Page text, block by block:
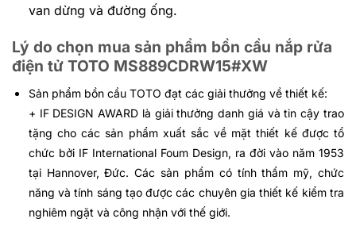
van dừng và đường ống.
Lý do chọn mua sản phẩm bồn cầu nắp rửa
điện tử TOTO MS889CDRW15#XW
Sản phẩm bồn cầu TOTO đạt các giải thưởng về thiết kế:
+ IF DESIGN AWARD là giải thưởng danh giá và tin cậy trao
tặng cho các sản phẩm xuất sắc về mặt thiết kế được tổ
chức bởi IF International Foum Design, ra đời vào năm 1953
tại Hannover, Đức. Các sản phẩm có tính thẩm mỹ, chức
năng và tính sáng tạo được các chuyên gia thiết kế kiểm tra
nghiêm ngặt và công nhận với thế giới.